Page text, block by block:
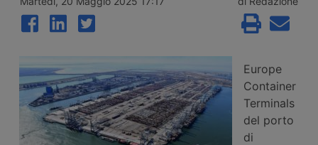
per il 2026.
Europe
Container
Terminals
del porto
di